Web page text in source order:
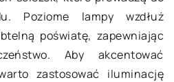
Poziome lampy wzdłuż
poświatę, zapewniając
Aby akcentować
zastosować iluminację